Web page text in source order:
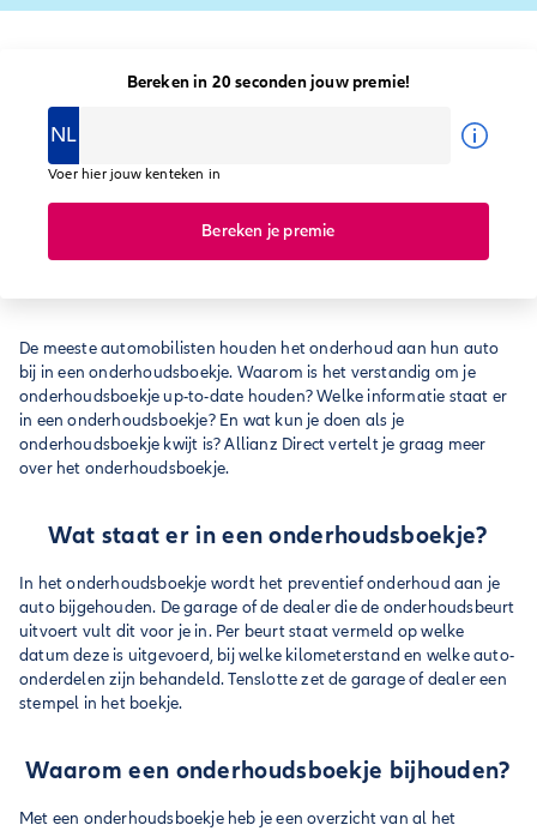
Bereken in 20 seconden jouw premie!
NL
Voer hier jouw kenteken in
Bereken je premie
De meeste automobilisten houden het onderhoud aan hun auto
bij in een onderhoudsboekje. Waarom is het verstandig om je
onderhoudsboekje up-to-date houden? Welke informatie staat er
in een onderhoudsboekje? En wat kun je doen als je
onderhoudsboekje kwijt is? Allianz Direct vertelt je graag meer
over het onderhoudsboekje.
Wat staat er in een onderhoudsboekje?
In het onderhoudsboekje wordt het preventief onderhoud aan je
auto bijgehouden. De garage of de dealer die de onderhoudsbeurt
uitvoert vult dit voor je in. Per beurt staat vermeld op welke
datum deze is uitgevoerd, bij welke kilometerstand en welke auto-
onderdelen zijn behandeld. Tenslotte zet de garage of dealer een
stempel in het boekje.
Waarom een onderhoudsboekje bijhouden?
Met een onderhoudsboekje heb je een overzicht van al het